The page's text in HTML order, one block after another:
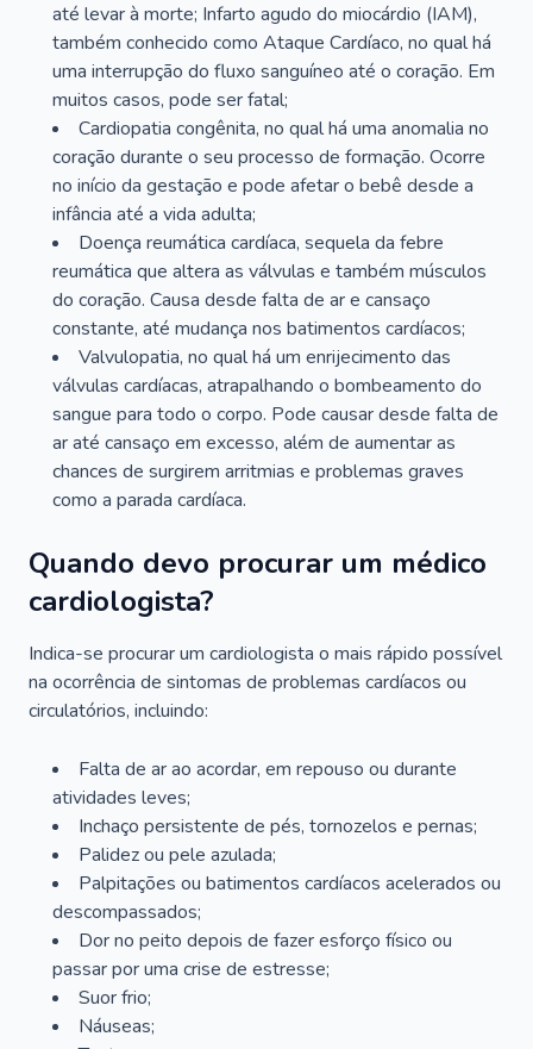
até levar à morte; Infarto agudo do miocárdio (IAM),
também conhecido como Ataque Cardíaco, no qual há
uma interrupção do fluxo sanguíneo até o coração. Em
muitos casos, pode ser fatal;
Cardiopatia congênita, no qual há uma anomalia no
coração durante o seu processo de formação. Ocorre
no início da gestação e pode afetar o bebê desde a
infância até a vida adulta;
Doença reumática cardíaca, sequela da febre
reumática que altera as válvulas e também músculos
do coração. Causa desde falta de ar e cansaço
constante, até mudança nos batimentos cardíacos;
Valvulopatia, no qual há um enrijecimento das
válvulas cardíacas, atrapalhando o bombeamento do
sangue para todo o corpo. Pode causar desde falta de
ar até cansaço em excesso, além de aumentar as
chances de surgirem arritmias e problemas graves
como a parada cardíaca.
Quando devo procurar um médico
cardiologista?
Indica-se procurar um cardiologista o mais rápido possível
na ocorrência de sintomas de problemas cardíacos ou
circulatórios, incluindo:
Falta de ar ao acordar, em repouso ou durante
atividades leves;
Inchaço persistente de pés, tornozelos e pernas;
Palidez ou pele azulada;
Palpitações ou batimentos cardíacos acelerados ou
descompassados;
Dor no peito depois de fazer esforço físico ou
passar por uma crise de estresse;
Suor frio;
Náuseas;